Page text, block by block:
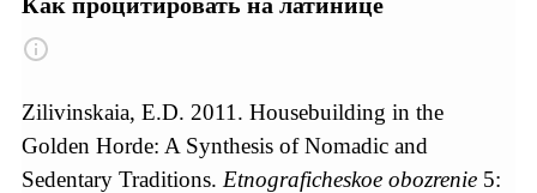
Zilivinskaia, E.D. 2011. Housebuilding in the
Golden Horde: A Synthesis of Nomadic and
Sedentary Traditions. Etnograficheskoe obozrenie 5: